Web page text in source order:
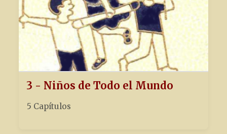
3 - Niños de Todo el Mundo
5 Capítulos